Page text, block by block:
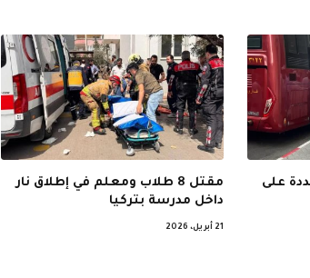
على
مقتل 8 طلاب ومعلم في إطلاق نار
داخل مدرسة بتركيا
21 أبريل، 2026